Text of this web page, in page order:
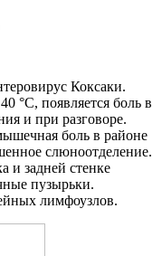
Коксаки.
°C, появляется боль в
и при разговоре.
боль в районе
слюноотделение.
и задней стенке
пузырьки.
лимфоузлов.